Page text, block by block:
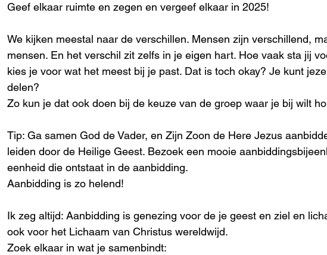
Geef elkaar ruimte en zegen en vergeef elkaar in 2025!
We kijken meestal naar de verschillen. Mensen zijn verschillend,
mensen. En het verschil zit zelfs in je eigen hart. Hoe vaak sta jij
kies je voor wat het meest bij je past. Dat is toch okay? Je kunt
delen?
Zo kun je dat ook doen bij de keuze van de groep waar je bij wilt
Tip: Ga samen God de Vader, en Zijn Zoon de Here Jezus
leiden door de Heilige Geest. Bezoek een mooie
eenheid die ontstaat in de aanbidding.
Aanbidding is zo helend!
Ik zeg altijd: Aanbidding is genezing voor de je geest en ziel en
ook voor het Lichaam van Christus wereldwijd.
Zoek elkaar in wat je samenbindt: